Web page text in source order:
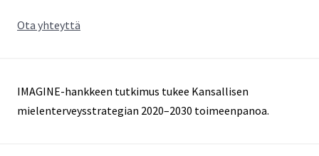
Ota yhteyttä
IMAGINE-hankkeen tutkimus tukee Kansallisen
mielenterveysstrategian 2020–2030 toimeenpanoa.